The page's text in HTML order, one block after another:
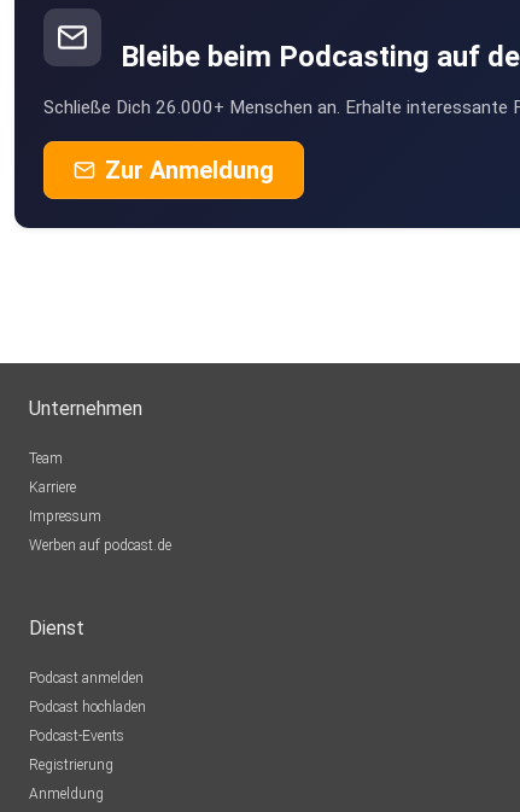
Bleibe beim Podcasting auf
Schließe Dich 26.000+ Menschen an. Erhalte
Zur Anmeldung
Unternehmen
Team
Karriere
Impressum
Werben auf podcast.de
Dienst
Podcast anmelden
Podcast hochladen
Podcast-Events
Registrierung
Anmeldung